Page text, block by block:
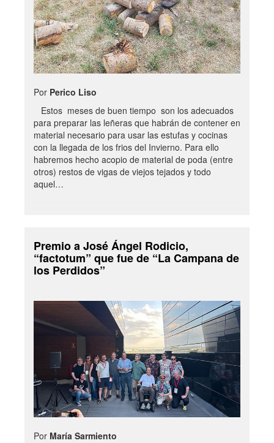
Por Perico Liso
Estos meses de buen tiempo son los adecuados
para preparar las leñeras que habrán de contener en
material necesario para usar las estufas y cocinas
con la llegada de los frios del Invierno. Para ello
habremos hecho acopio de material de poda (entre
otros) restos de vigas de viejos tejados y todo
aquel…
Premio a José Ángel Rodicio,
“factotum” que fue de “La Campana de
los Perdidos”
Por María Sarmiento